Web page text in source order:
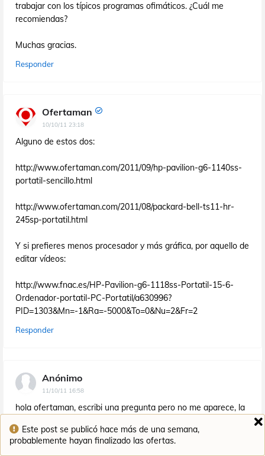
Este post se publicó hace más de una semana,
probablemente hayan finalizado las ofertas.
trabajar con los típicos programas ofimáticos. ¿Cuál me
recomiendas?
Muchas gracias.
Responder
Ofertaman
10/10/11 23:18
Alguno de estos dos:
http://www.ofertaman.com/2011/09/hp-pavilion-g6-1140ss-
portatil-sencillo.html
http://www.ofertaman.com/2011/08/packard-bell-ts11-hr-
245sp-portatil.html
Y si prefieres menos procesador y más gráfica, por aquello de
editar vídeos:
http://www.fnac.es/HP-Pavilion-g6-1118ss-Portatil-15-6-
Ordenador-portatil-PC-Portatil/a630996?
PID=1303&Mn=-1&Ra=-5000&To=0&Nu=2&Fr=2
Responder
Anónimo
11/10/11 16:58
hola ofertaman, escribi una pregunta pero no me aparece, la
Se trata de que voy a comprar un portatil y no se entre estos
dos por cual decidirme: